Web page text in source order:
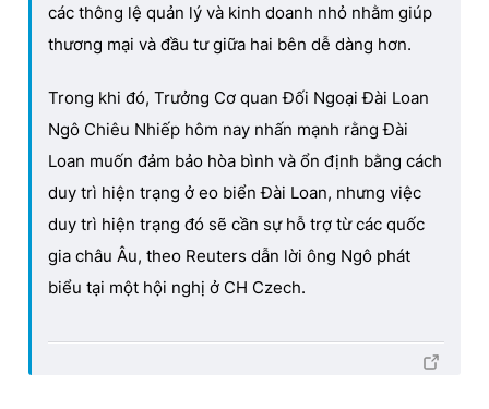
các thông lệ quản lý và kinh doanh nhỏ nhằm giúp
thương mại và đầu tư giữa hai bên dễ dàng hơn.
Trong khi đó, Trưởng Cơ quan Đối Ngoại Đài Loan
Ngô Chiêu Nhiếp hôm nay nhấn mạnh rằng Đài
Loan muốn đảm bảo hòa bình và ổn định bằng cách
duy trì hiện trạng ở eo biển Đài Loan, nhưng việc
duy trì hiện trạng đó sẽ cần sự hỗ trợ từ các quốc
gia châu Âu, theo Reuters dẫn lời ông Ngô phát
biểu tại một hội nghị ở CH Czech.